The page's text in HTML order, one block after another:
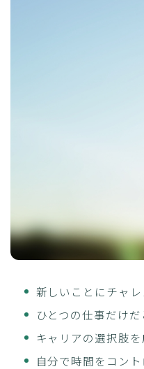
新しいことにチャ
ひとつの仕事だけ
キャリアの選択肢
自分で時間をコン